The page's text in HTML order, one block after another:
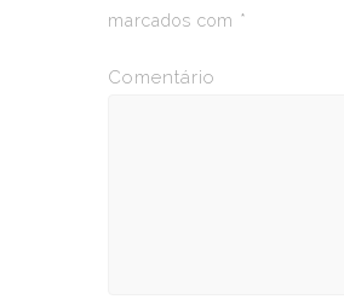
marcados com *
Comentário